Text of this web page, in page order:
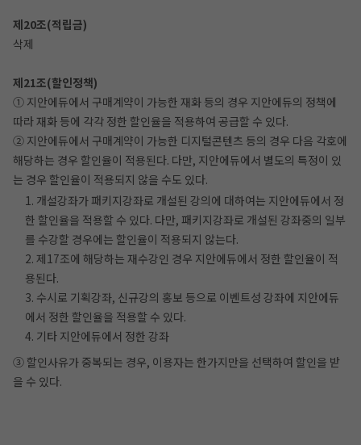
제20조(적립금)
삭제
제21조(할인정책)
① 지안에듀에서 구매계약이 가능한 재화 등의 경우 지안에듀의 정책에
따라 재화 등에 각각 정한 할인율을 적용하여 공급할 수 있다.
② 지안에듀에서 구매계약이 가능한 디지털콘텐츠 등의 경우 다음 각호에
해당하는 경우 할인율이 적용된다. 다만, 지안에듀에서 별도의 특정이 있
는 경우 할인율이 적용되지 않을 수도 있다.
1. 개설강좌가 패키지강좌로 개설된 강의에 대하여는 지안에듀에서 정
한 할인율을 적용할 수 있다. 다만, 패키지강좌로 개설된 강좌중의 일부
를 수강할 경우에는 할인율이 적용되지 않는다.
2. 제17조에 해당하는 재수강인 경우 지안에듀에서 정한 할인율이 적
용된다.
3. 수시로 기획강좌, 신규강의 홍보 등으로 이벤트성 강좌에 지안에듀
에서 정한 할인율을 적용할 수 있다.
4. 기타 지안에듀에서 정한 강좌
③ 할인사유가 중복되는 경우, 이용자는 한가지만을 선택하여 할인을 받
을 수 있다.